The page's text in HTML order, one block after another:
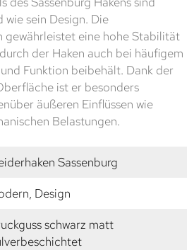
sein Design. Die
gewährleistet eine hohe Stabilität
der Haken auch bei häufigem
Funktion beibehält. Dank der
ist er besonders
äußeren Einflüssen wie
Belastungen.
Sassenburg
Design
schwarz matt